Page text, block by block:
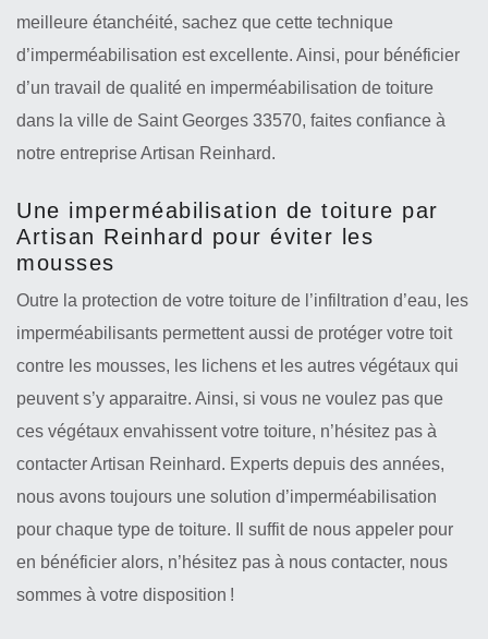
meilleure étanchéité, sachez que cette technique
d’imperméabilisation est excellente. Ainsi, pour bénéficier
d’un travail de qualité en imperméabilisation de toiture
dans la ville de Saint Georges 33570, faites confiance à
notre entreprise Artisan Reinhard.
Une imperméabilisation de toiture par
Artisan Reinhard pour éviter les
mousses
Outre la protection de votre toiture de l’infiltration d’eau, les
imperméabilisants permettent aussi de protéger votre toit
contre les mousses, les lichens et les autres végétaux qui
peuvent s’y apparaitre. Ainsi, si vous ne voulez pas que
ces végétaux envahissent votre toiture, n’hésitez pas à
contacter Artisan Reinhard. Experts depuis des années,
nous avons toujours une solution d’imperméabilisation
pour chaque type de toiture. Il suffit de nous appeler pour
en bénéficier alors, n’hésitez pas à nous contacter, nous
sommes à votre disposition !